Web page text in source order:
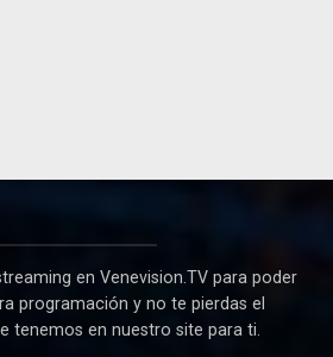
en Venevision.TV para poder
programación y no te pierdas el
tenemos en nuestro site para ti.